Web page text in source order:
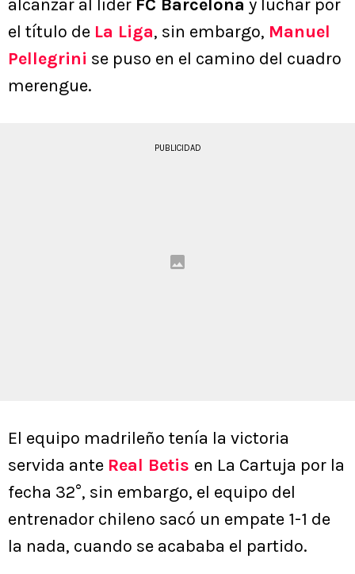
alcanzar al líder FC Barcelona y luchar por
el título de La Liga, sin embargo, Manuel
Pellegrini se puso en el camino del cuadro
merengue.
PUBLICIDAD
El equipo madrileño tenía la victoria
servida ante Real Betis en La Cartuja por la
fecha 32°, sin embargo, el equipo del
entrenador chileno sacó un empate 1-1 de
la nada, cuando se acababa el partido.